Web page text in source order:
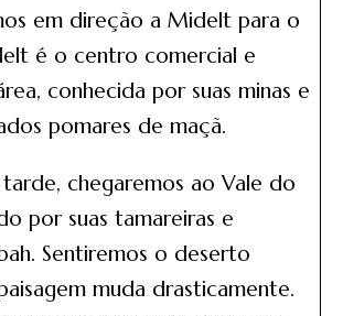
em direção a Midelt para o
é o centro comercial e
conhecida por suas minas e
pomares de maçã.
chegaremos ao Vale do
por suas tamareiras e
Sentiremos o deserto
muda drasticamente.